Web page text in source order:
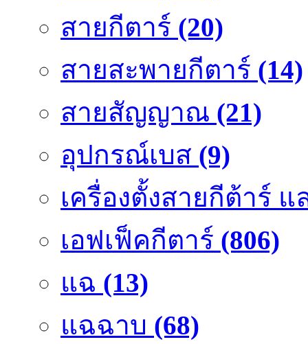
สายกีตาร์ (20)
สายสะพายกีตาร์ (14)
สายสัญญาณ (21)
อุปกรณ์เบส (9)
เครื่องตั้งสายกีต้าร์ แ
เอฟเฟ็คกีตาร์ (806)
แฉ (13)
แฉฉาบ (68)